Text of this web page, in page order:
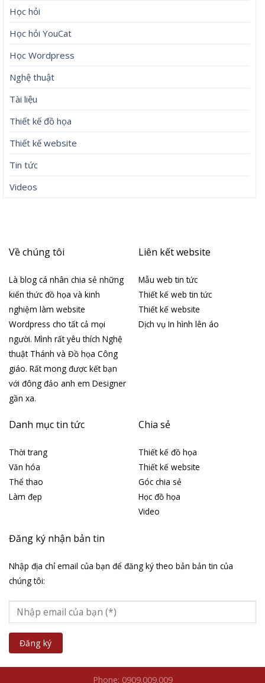
Học hỏi
Học hỏi YouCat
Học Wordpress
Nghệ thuật
Tài liệu
Thiết kế đồ họa
Thiết kế website
Tin tức
Videos
Về chúng tôi
Là blog cá nhân chia sẻ những
kiến thức đồ họa và kinh
nghiệm làm website
Wordpress cho tất cả mọi
người. Mình rất yêu thích Nghệ
thuật Thánh và Đồ họa Công
giáo. Rất mong được kết bạn
với đông đảo anh em Designer
gần xa.
Liên kết website
Mẫu web tin tức
Thiết kế web tin tức
Thiết kế website
Dịch vụ In hình lên áo
Danh mục tin tức
Thời trang
Văn hóa
Thể thao
Làm đẹp
Chia sẻ
Thiết kế đồ họa
Thiết kế website
Góc chia sẻ
Học đồ họa
Video
Đăng ký nhận bản tin
Nhập địa chỉ email của bạn để đăng ký theo bản bản tin của
chúng tôi:
Phone: 0909.009.009